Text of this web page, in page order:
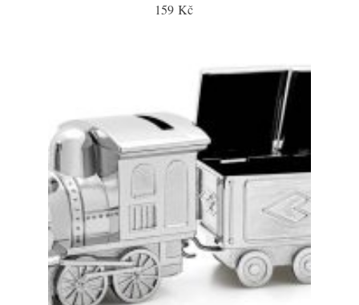
159 Kč